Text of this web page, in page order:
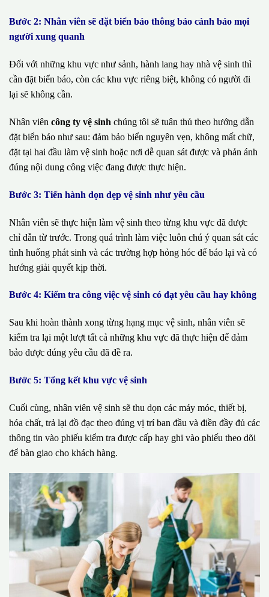
Bước 2: Nhân viên sẽ đặt biển báo thông báo cảnh báo mọi
người xung quanh
Đối với những khu vực như sảnh, hành lang hay nhà vệ sinh thì
cần đặt biển báo, còn các khu vực riêng biệt, không có người đi
lại sẽ không cần.
Nhân viên công ty vệ sinh chúng tôi sẽ tuân thủ theo hướng dẫn
đặt biển báo như sau: đảm bảo biển nguyên vẹn, không mất chữ,
đặt tại hai đầu làm vệ sinh hoặc nơi dễ quan sát được và phản ánh
đúng nội dung công việc đang được thực hiện.
Bước 3: Tiến hành dọn dẹp vệ sinh như yêu cầu
Nhân viên sẽ thực hiện làm vệ sinh theo từng khu vực đã được
chỉ dẫn từ trước. Trong quá trình làm việc luôn chú ý quan sát các
tình huống phát sinh và các trường hợp hỏng hóc để báo lại và có
hướng giải quyết kịp thời.
Bước 4: Kiểm tra công việc vệ sinh có đạt yêu cầu hay không
Sau khi hoàn thành xong từng hạng mục vệ sinh, nhân viên sẽ
kiểm tra lại một lượt tất cả những khu vực đã thực hiện để đảm
bảo được đúng yêu cầu đã đề ra.
Bước 5: Tổng kết khu vực vệ sinh
Cuối cùng, nhân viên vệ sinh sẽ thu dọn các máy móc, thiết bị,
hóa chất, trả lại đồ đạc theo đúng vị trí ban đầu và điền đầy đủ các
thông tin vào phiếu kiểm tra được cấp hay ghi vào phiếu theo dõi
để bàn giao cho khách hàng.